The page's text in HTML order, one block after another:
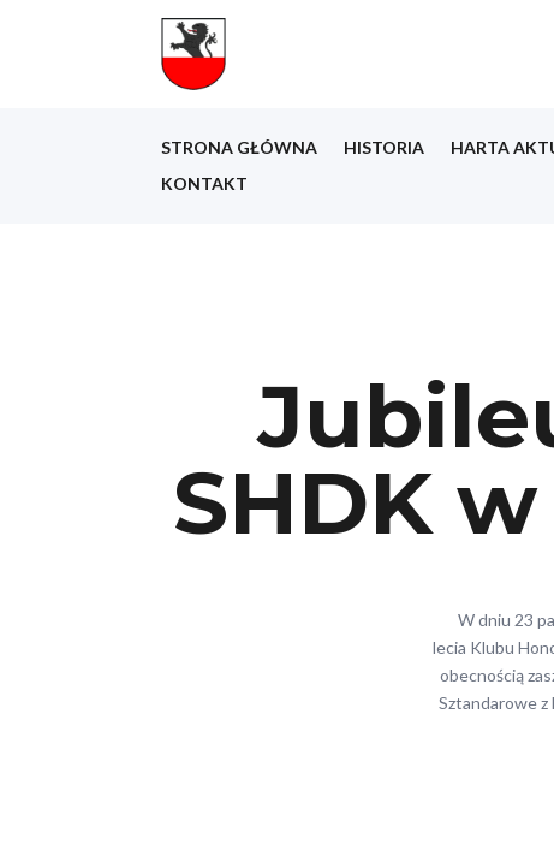
STRONA GŁÓWNA HISTORIA HARTA
KONTAKT
SHDK
W dniu 23
lecia Klubu
obecnością
Sztandarowe